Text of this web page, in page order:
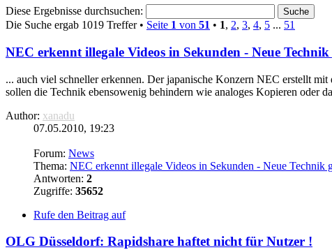
Diese Ergebnisse durchsuchen:
Die Suche ergab 1019 Treffer • Seite 1 von 51 • 1, 2, 3, 4, 5 ... 51
NEC erkennt illegale Videos in Sekunden - Neue Technik
... auch viel schneller erkennen. Der japanische Konzern NEC erstellt
sollen die Technik ebensowenig behindern wie analoges Kopieren oder
Author: xanadu
07.05.2010, 19:23
Forum: News
Thema: NEC erkennt illegale Videos in Sekunden - Neue Technik
Antworten: 2
Zugriffe: 35652
Rufe den Beitrag auf
OLG Düsseldorf: Rapidshare haftet nicht für Nutzer !